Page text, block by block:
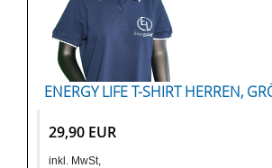
ENERGY LIFE T-SHIRT HERREN,
29,90 EUR
inkl. MwSt,